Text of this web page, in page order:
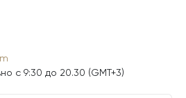
с 9:30 до 20.30 (GMT+3)